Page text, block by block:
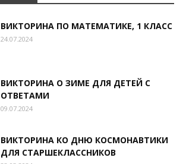
ВИКТОРИНА ПО МАТЕМАТИКЕ, 1 КЛАСС
24.07.2024
ВИКТОРИНА О ЗИМЕ ДЛЯ ДЕТЕЙ С
ОТВЕТАМИ
09.07.2024
ВИКТОРИНА КО ДНЮ КОСМОНАВТИКИ
ДЛЯ СТАРШЕКЛАССНИКОВ